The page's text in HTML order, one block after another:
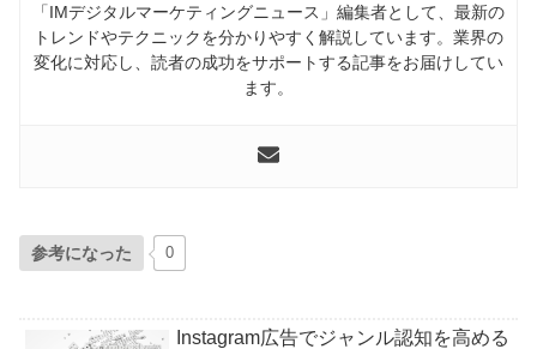
「IMデジタルマーケティングニュース」編集者として、最新の
トレンドやテクニックを分かりやすく解説しています。業界の
変化に対応し、読者の成功をサポートする記事をお届けしてい
ます。
参考になった 0
Instagram広告でジャンル認知を高める